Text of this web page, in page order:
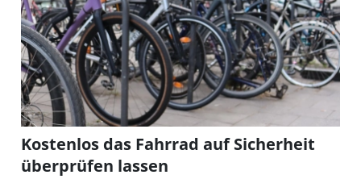
Kostenlos das Fahrrad auf Sicherheit
überprüfen lassen